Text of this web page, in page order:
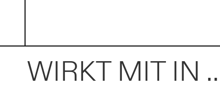
WIRKT MIT IN